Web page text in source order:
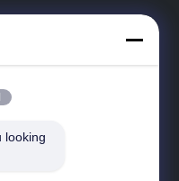
looking